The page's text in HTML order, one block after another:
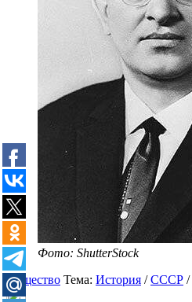
Фото: ShutterStock
Общество Тема: История /СССР /